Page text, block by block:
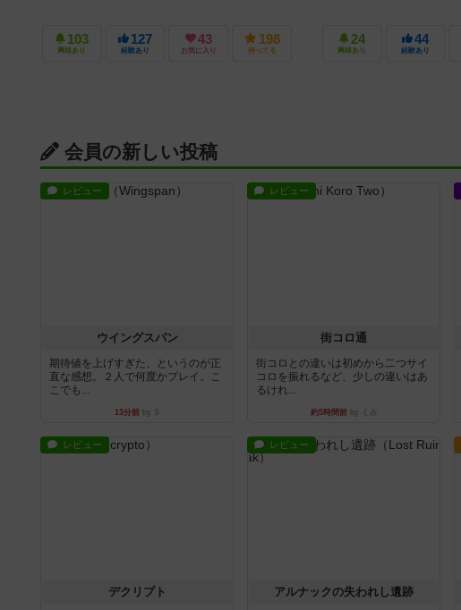
103
興味あり
127
経験あり
43
お気に入り
198
持ってる
24
興味あり
44
経験あり
会員の新しい投稿
レビュー
ウイングスパン
期待値を上げすぎた、というのが正
直な感想。２人で何度かプレイ。こ
こでも...
13分前 by S
レビュー
街コロ通
街コロとの違いは初めから二つサイ
コロを振れるなど、少しの違いはあ
るけれ...
約5時間前by くみ
レビュー
デクリプト
レビュー
アルナックの失われし遺跡